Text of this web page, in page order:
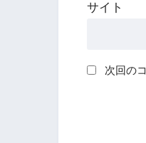
サイト
次回の